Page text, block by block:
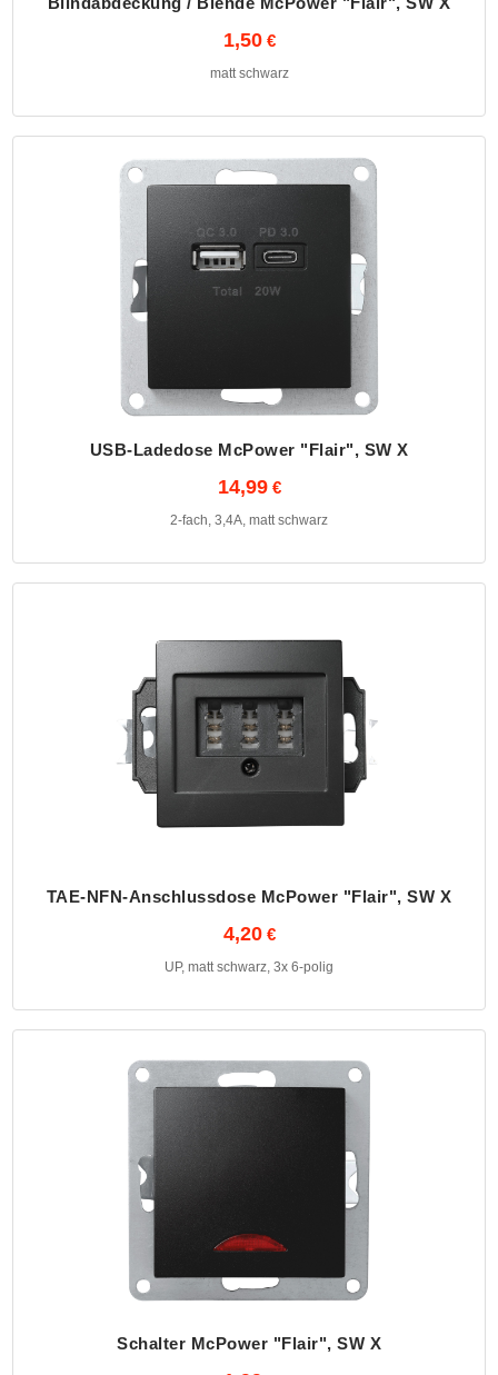
1,50
matt schwarz
USB-Ladedose McPower "Flair", SW X
14,99
2-fach, 3,4A, matt schwarz
TAE-NFN-Anschlussdose McPower "Flair", SW X
4,20
UP, matt schwarz, 3x 6-polig
Schalter McPower "Flair", SW X